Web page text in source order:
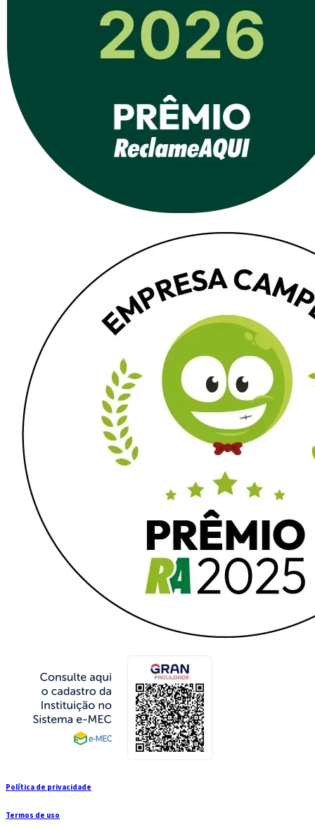
Política de privacidade
Termos de uso